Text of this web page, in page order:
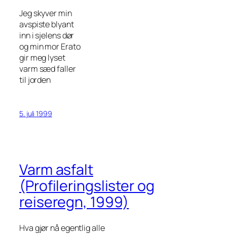
Jeg skyver min
avspiste blyant
inn i sjelens dør
og min mor Erato
gir meg lyset
varm sæd faller
til jorden
5. juli 1999
Varm asfalt
(Profileringslister og
reiseregn, 1999)
Hva gjør nå egentlig alle